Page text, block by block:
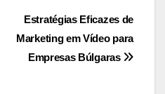
Estratégias Eficazes de
Marketing em Vídeo para
Empresas Búlgaras